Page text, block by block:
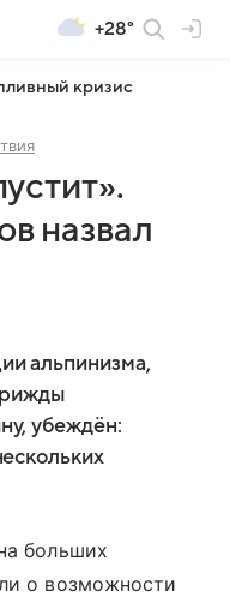
+28°
кризис
назвал
альпинизма,
убеждён:
больших
о возможности